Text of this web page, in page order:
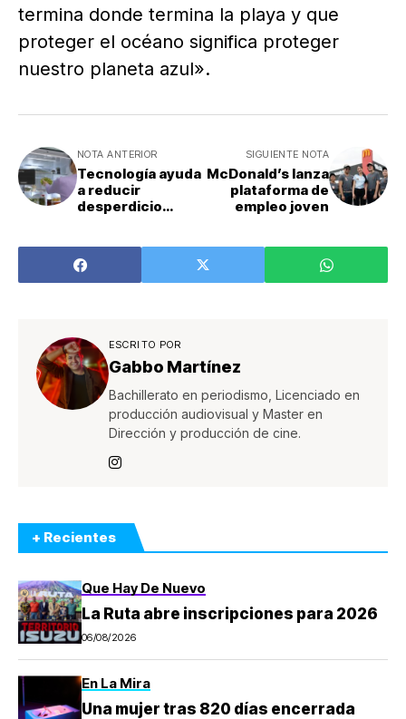
termina donde termina la playa y que
proteger el océano significa proteger
nuestro planeta azul».
NOTA ANTERIOR
Tecnología ayuda
a reducir
desperdicio
SIGUIENTE NOTA
McDonald’s lanza
plataforma de
empleo joven
ESCRITO POR
Gabbo Martínez
Bachillerato en periodismo, Licenciado en
producción audiovisual y Master en
Dirección y producción de cine.
+ Recientes
Que Hay De Nuevo
La Ruta abre inscripciones para 2026
06/08/2026
En La Mira
Una mujer tras 820 días encerrada